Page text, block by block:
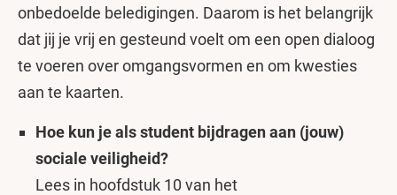
onbedoelde beledigingen. Daarom is het belangrijk
dat jij je vrij en gesteund voelt om een open dialoog
te voeren over omgangsvormen en om kwesties
aan te kaarten.
Hoe kun je als student bijdragen aan (jouw)
sociale veiligheid?
Lees in hoofdstuk 10 van het